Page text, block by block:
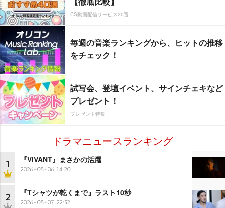
CS動画配信サービス20選
毎週の音楽ランキングから、ヒットの推移
をチェック！
試写会、登壇イベント、サインチェキなど
プレゼント！
プレゼント特集
ドラマニュースランキング
1 『VIVANT』まさかの活躍
2026-08-06 14:20
2 『Tシャツが乾くまで』ラスト10秒
2026-08-07 22:52